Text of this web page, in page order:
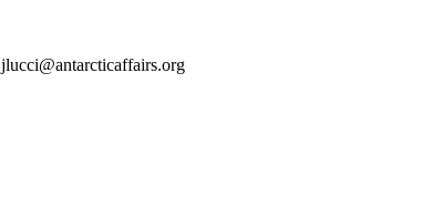
jlucci@antarcticaffairs.org